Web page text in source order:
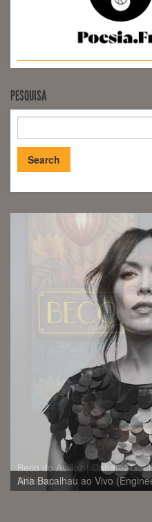
PESQUISA
Beco do Avillez | Cabaret
Milhano)